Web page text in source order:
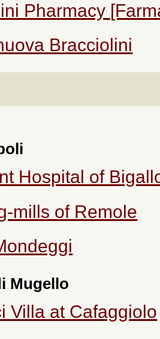
Pharmacy
Bracciolini
Hospital of
mills of Remole
Mugello
Villa at Cafaggiolo